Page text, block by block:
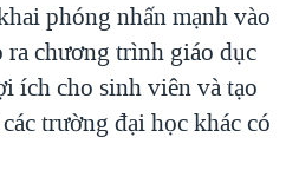
phóng nhấn mạnh vào
ra chương trình giáo dục
ích cho sinh viên và tạo
trường đại học khác có